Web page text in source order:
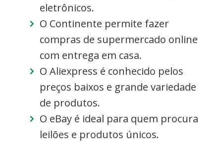
eletrônicos.
O Continente permite fazer
compras de supermercado online
com entrega em casa.
O Aliexpress é conhecido pelos
preços baixos e grande variedade
de produtos.
O eBay é ideal para quem procura
leilões e produtos únicos.